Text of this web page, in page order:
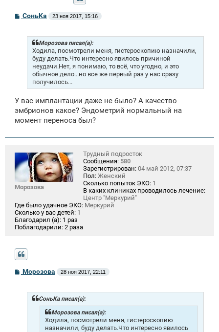
С
о
СоньKa 23 ноя 2017, 15:16
Морозова писал(а):
Ходила, посмотрели меня, гистероскопию назначили,
буду делать.Что интересно явилось причиной
неудачи.Нет, я понимаю, то всё, что угодно, и это
обычное дело...но все же первый раз у нас сразу
получилось...
У вас имплантации даже не было? А качество
эмбрионов какое? Эндометрий нормальный на
момент переноса был?
Морозова
Трудный подросток
Сообщения: 580
Зарегистрирован: 04 май 2012, 07:37
Пол: Женский
Сколько попыток ЭКО: 1
В каких клиниках проводилось лечение:
Центр "Меркурий"
Где было удачное ЭКО: Меркурий
Сколько у вас детей: 1
Благодарил (а): 1 раз
Поблагодарили: 2 раза
СМорозова 28 ноя 2017, 22:11
СоньKa писал(а):
Морозова писал(а):
Ходила, посмотрели меня, гистероскопию
назначили, буду делать.Что интересно явилось